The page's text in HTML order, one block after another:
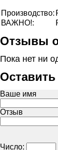
Производство:
ВАЖНО!:
Отзывы
Пока нет ни
Ваше имя
Отзыв
Число: